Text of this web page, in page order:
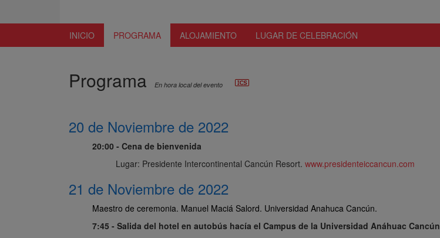
INICIO PROGRAMA ALOJAMIENTO LUGAR DE CELEBRACIÓN
Programa En hora local del evento
20 de Noviembre de 2022
20:00 - Cena de bienvenida
Lugar: Presidente Intercontinental Cancún Resort. www.presidenteiccancun.com
21 de Noviembre de 2022
Maestro de ceremonia. Manuel Maciá Salord. Universidad Anahuca Cancún.
7:45 - Salida del hotel en autobús hacía el Campus de la Universidad Anáhuac Cancún